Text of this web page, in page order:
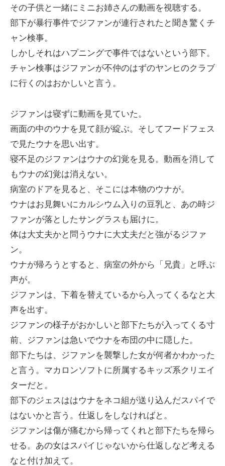
その子供と一緒にミニお姉さんの動画を視聴する。
部下が暴行事件でジファンが連行されたと聞き驚くチ
ャン検事。
しかしそれはハプニングで事件ではないという部下。
チャン検事はジファンが不仲のはずのヤンヒのクラブ
に行くのはおかしいと言う。
ジファンは寝ずに動画を見ていた。
画面の中のウナを見て顔が綻ぶ。そしてフードフェス
で見たウナを思い出す。
寝不足のジファンはウナの幻覚を見る。動画を消して
もウナの幻覚は消えない。
病室のドアを見ると、そこには本物のウナが。
ウナはお見舞いにカルシウム入りの豆乳と、あの時ジ
ファンが落としたサングラスも届けに。
体は大丈夫かと問うウナに大丈夫だと強がるジファ
ン。
ウナが帰ろうとすると、病室の外から「兄貴」と呼ぶ
声が。
ジファンは、下着を替えているから入ってくるなと大
声を出す。
ジファンの様子がおかしいと部下たちが入ってくる寸
前、ジファンは急いでウナを布団の中に隠した。
部下たちは、ジファンを襲撃した女が何者かわかった
と言う。マカロンソフトに所属するキッズ系クリエイ
ターだと。
部下のジェスははウナをネコ組が送り込んだスパイで
はないかと言う。仕返しをしなければと。
ジファンは傷が痛むから帰ってくれと部下たちを帰ら
せる。あの女はスパイじゃないから仕返しなど考える
なと付け加えて。